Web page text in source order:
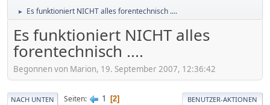
► Es funktioniert NICHT alles forentechnisch ....
Es funktioniert NICHT alles
forentechnisch ....
Begonnen von Marion, 19. September 2007, 12:36:42
NACH UNTEN Seiten 1 2 BENUTZER-AKTIONEN